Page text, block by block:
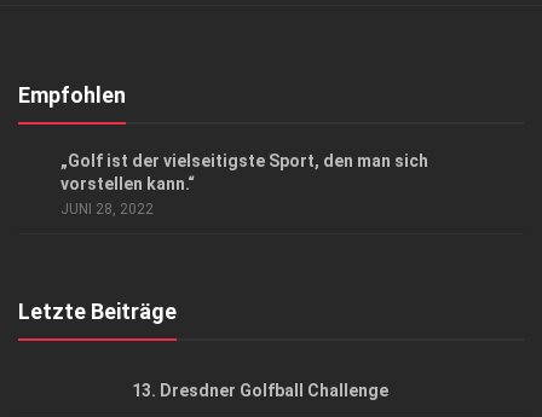
Kontakt, Impressum
AGB
Empfohlen
„Golf ist der vielseitigste Sport, den man sich
vorstellen kann.“
JUNI 28, 2022
Letzte Beiträge
13. Dresdner Golfball Challenge